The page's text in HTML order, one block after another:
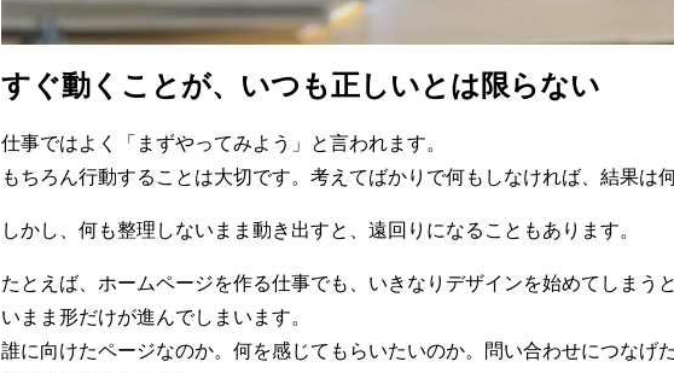
すぐ動くことが、いつも正しいとは限らない
仕事ではよく「まずやってみよう」と言われます。
もちろん行動することは大切です。考えてばかりで何もしなければ、結果は
しかし、何も整理しないまま動き出すと、遠回りになることもあります。
たとえば、ホームページを作る仕事でも、いきなりデザインを始めてしまう
いまま形だけが進んでしまいます。
誰に向けたページなのか。何を感じてもらいたいのか。問い合わせにつなげ